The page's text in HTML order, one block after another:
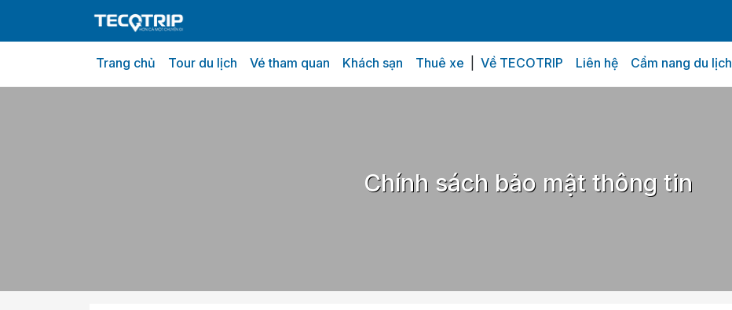
Trang chủ Tour du lịch Vé tham quan Khách sạn Thuê xe Về TECOTRIP Liên hệ Cẩm nang du lịch
Chính sách bảo mật thông tin